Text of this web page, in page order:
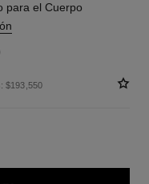
para el Cuerpo
$193,550